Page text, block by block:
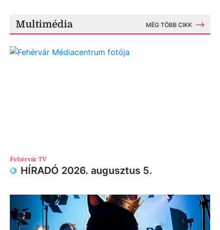
Multimédia MÉG TÖBB CIKK
Fehérvár TV
HÍRADÓ 2026. augusztus 5.